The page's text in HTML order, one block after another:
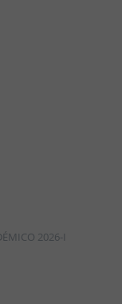
2026-I